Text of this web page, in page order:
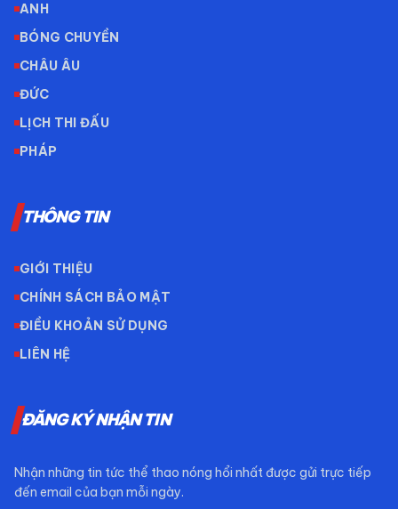
ANH
BÓNG CHUYỀN
CHÂU ÂU
ĐỨC
LỊCH THI ĐẤU
PHÁP
THÔNG TIN
GIỚI THIỆU
CHÍNH SÁCH BẢO MẬT
ĐIỀU KHOẢN SỬ DỤNG
LIÊN HỆ
ĐĂNG KÝ NHẬN TIN
Nhận những tin tức thể thao nóng hổi nhất được gửi trực tiếp
đến email của bạn mỗi ngày.